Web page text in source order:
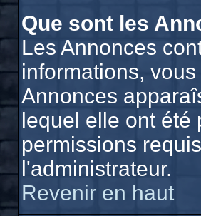
Que sont les
Les Annonces
informations,
Annonces
lequel elle ont été
permissions
l'administrateur.
Revenir en haut